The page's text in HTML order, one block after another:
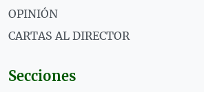
OPINIÓN
CARTAS AL DIRECTOR
Secciones